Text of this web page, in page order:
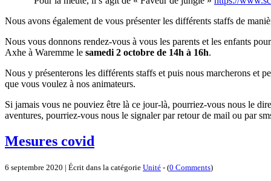
Nous avons également de vous présenter les différents staffs de
Nous vous donnons rendez-vous à vous les parents et les enfants
Axhe à Waremme le samedi 2 octobre de 14h à 16h.
Nous y présenterons les différents staffs et puis nous marcherons et
que vous voulez à nos animateurs.
Si jamais vous ne pouviez être là ce jour-là, pourriez-vous nous le
aventures, pourriez-vous nous le signaler par retour de mail ou par
Mesures covid
6 septembre 2020 | Écrit dans la catégorie Unité - (0 Comments)